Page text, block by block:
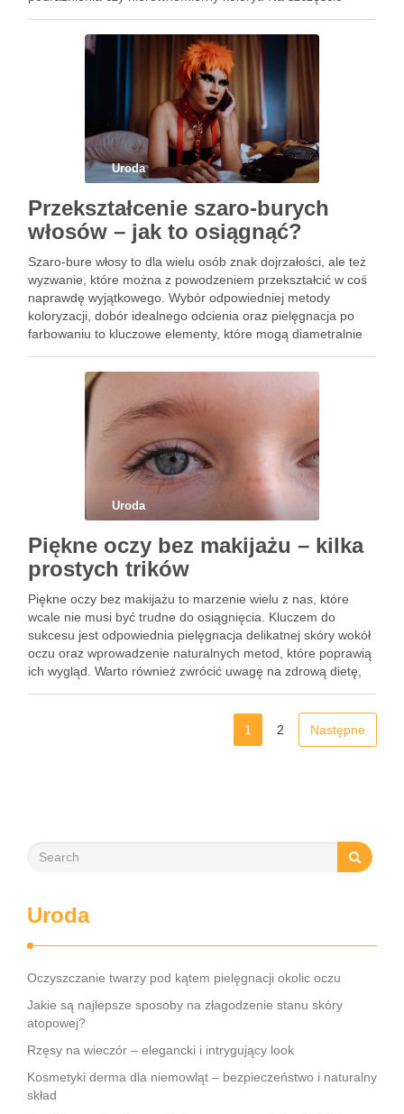
skórę i przywrócić jej zdrowy blask. …
Uroda
Przekształcenie szaro-burych
włosów – jak to osiągnąć?
Szaro-bure włosy to dla wielu osób znak dojrzałości, ale też
wyzwanie, które można z powodzeniem przekształcić w coś
naprawdę wyjątkowego. Wybór odpowiedniej metody
koloryzacji, dobór idealnego odcienia oraz pielęgnacja po
farbowaniu to kluczowe elementy, które mogą diametralnie
podkreślić nowe kolory i nadać świeżości. Jednakże, …
Uroda
Piękne oczy bez makijażu – kilka
prostych trików
Piękne oczy bez makijażu to marzenie wielu z nas, które
wcale nie musi być trudne do osiągnięcia. Kluczem do
sukcesu jest odpowiednia pielęgnacja delikatnej skóry wokół
oczu oraz wprowadzenie naturalnych metod, które poprawią
ich wygląd. Warto również zwrócić uwagę na zdrową dietę,
1
2 Następne
Uroda
Oczyszczanie twarzy pod kątem pielęgnacji okolic oczu
Jakie są najlepsze sposoby na złagodzenie stanu skóry
atopowej?
Rzęsy na wieczór – elegancki i intrygujący look
Kosmetyki derma dla niemowląt – bezpieczeństwo i naturalny
skład